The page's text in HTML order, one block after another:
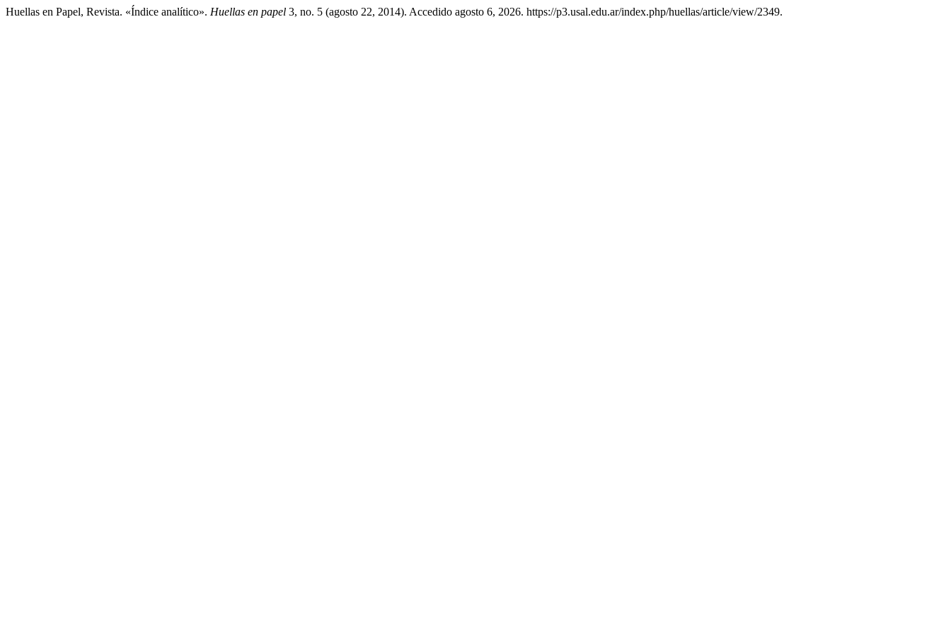
Huellas en Papel, Revista. «Índice analítico». Huellas en papel 3, no. 5 (agosto 22, 2014). Accedido agosto 6, 2026. https://p3.usal.edu.ar/index.php/huellas/article/view/2349.